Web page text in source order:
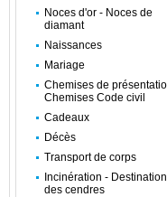
Noces d'or - Noces de
diamant
Naissances
Mariage
Chemises de
Chemises Code civil
Cadeaux
Décès
Transport de corps
Incinération - Destination
des cendres